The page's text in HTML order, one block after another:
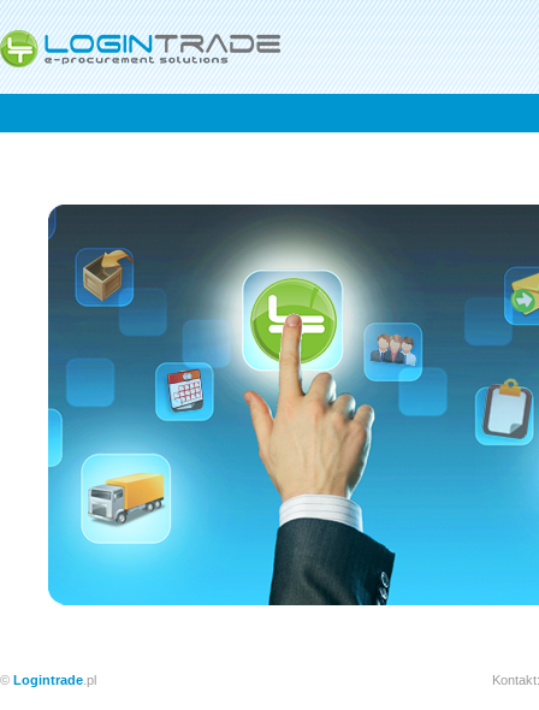
© Logintrade .pl